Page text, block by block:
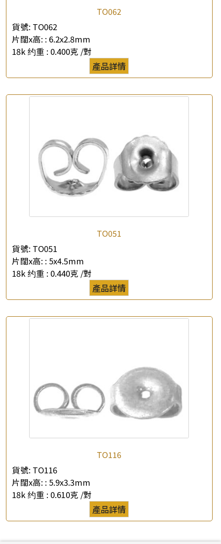
*你的名字
查詢以下產品
TO062
貨號: TO062
片闊x高: : 6.2x2.8mm
18k 约重 : 0.400克 /對
產品詳情
TO051
貨號: TO051
片闊x高: : 5x4.5mm
18k 约重 : 0.440克 /對
產品詳情
TO116
貨號: TO116
片闊x高: : 5.9x3.3mm
18k 约重 : 0.610克 /對
產品詳情